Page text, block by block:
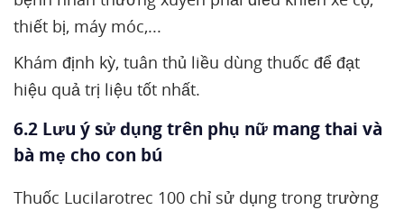
thiết bị, máy móc,...
Khám định kỳ, tuân thủ liều dùng thuốc để đạt
hiệu quả trị liệu tốt nhất.
6.2 Lưu ý sử dụng trên phụ nữ mang thai và
bà mẹ cho con bú
Thuốc Lucilarotrec 100 chỉ sử dụng trong trường